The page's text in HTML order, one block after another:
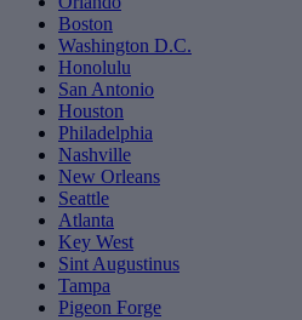
Boston
Washington D.C.
Honolulu
San Antonio
Houston
Philadelphia
Nashville
New Orleans
Seattle
Atlanta
Key West
Sint Augustinus
Tampa
Pigeon Forge